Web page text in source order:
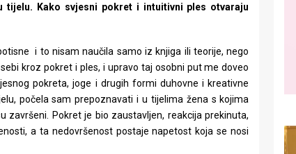
tijelu. Kako svjesni pokret i intuitivni ples otvaraju
i to nisam naučila samo iz knjiga ili teorije, nego
kroz pokret i ples, i upravo taj osobni put me doveo
pokreta, joge i drugih formi duhovne i kreativne
počela sam prepoznavati i u tijelima žena s kojima
završeni. Pokret je bio zaustavljen, reakcija prekinuta,
a ta nedovršenost postaje napetost koja se nosi